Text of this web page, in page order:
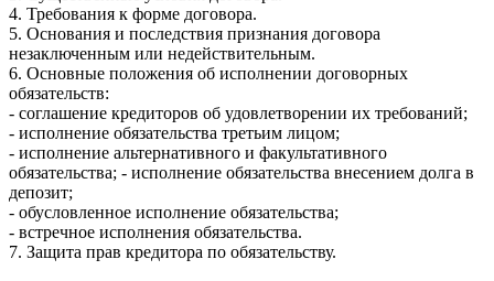
4. Требования к форме договора.
5. Основания и последствия признания договора
незаключенным или недействительным.
6. Основные положения об исполнении договорных
обязательств:
- соглашение кредиторов об удовлетворении их требований;
- исполнение обязательства третьим лицом;
- исполнение альтернативного и факультативного
обязательства; - исполнение обязательства внесением долга в
депозит;
- обусловленное исполнение обязательства;
- встречное исполнения обязательства.
7. Защита прав кредитора по обязательству.